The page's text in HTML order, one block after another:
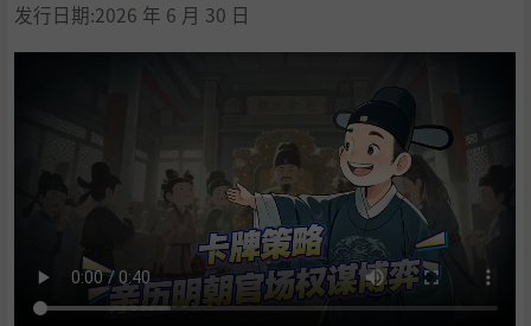
发行日期:2026 年 6 月 30 日